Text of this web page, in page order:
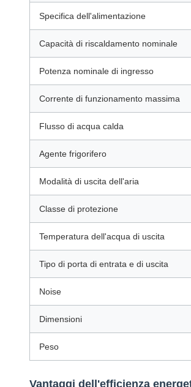
Specifica dell'alimentazione
Capacità di riscaldamento nominale
Potenza nominale di ingresso
Corrente di funzionamento massima
Flusso di acqua calda
Agente frigorifero
Modalità di uscita dell'aria
Classe di protezione
Temperatura dell'acqua di uscita
Tipo di porta di entrata e di uscita
Noise
Dimensioni
Peso
Vantaggi dell'efficienza